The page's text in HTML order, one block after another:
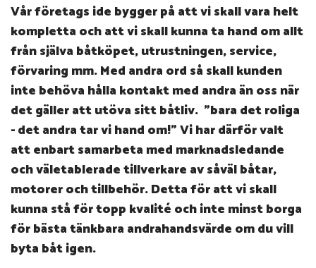
Vår företags ide bygger på att vi skall vara helt
kompletta och att vi skall kunna ta hand om allt
från själva båtköpet, utrustningen, service,
förvaring mm. Med andra ord så skall kunden
inte behöva hålla kontakt med andra än oss när
det gäller att utöva sitt båtliv. "bara det roliga
- det andra tar vi hand om!"Vi har därför valt
att enbart samarbeta med marknadsledande
och väletablerade tillverkare av såväl båtar,
motorer och tillbehör. Detta för att vi skall
kunna stå för topp kvalité och inte minst borga
för bästa tänkbara andrahandsvärde om du vill
byta båt igen.